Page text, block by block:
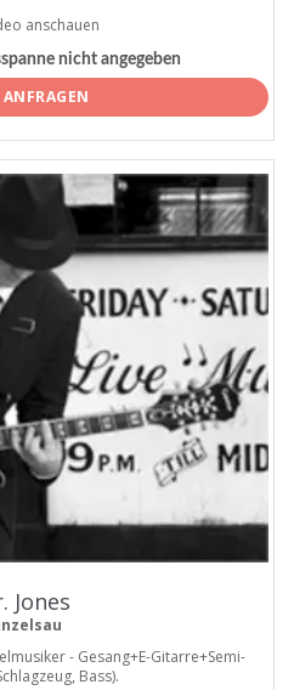
anschauen
nicht angegeben
ANFRAGEN
Jones
- Gesang+E-Gitarre+Semi-
Bass).